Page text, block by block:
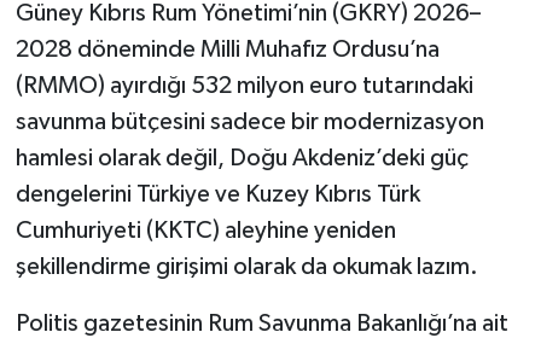
Güney Kıbrıs Rum Yönetimi’nin (GKRY) 2026–
2028 döneminde Milli Muhafız Ordusu’na
(RMMO) ayırdığı 532 milyon euro tutarındaki
savunma bütçesini sadece bir modernizasyon
hamlesi olarak değil, Doğu Akdeniz’deki güç
dengelerini Türkiye ve Kuzey Kıbrıs Türk
Cumhuriyeti (KKTC) aleyhine yeniden
şekillendirme girişimi olarak da okumak lazım.
Politis gazetesinin Rum Savunma Bakanlığı’na ait